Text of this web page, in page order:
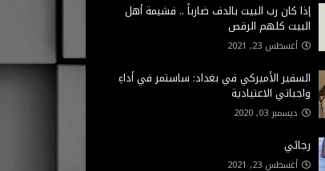
إذا كان رب البيت بالدف ضارباً .. فشيمة أهل
البيت كلهم الرقص
أغسطس 23, 2021
السفير الأميركي في بغداد: ساستمر في أداءِ
واجباتي الاعتيادية
ديسمبر 03, 2020
رجائي
أغسطس 23, 2021